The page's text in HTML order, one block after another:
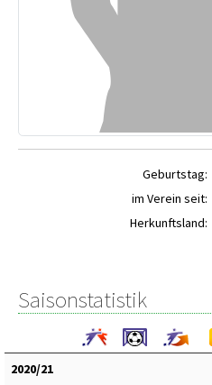
Geburtstag:
im Verein seit:
Herkunftsland:
Saisonstatistik
2020/21